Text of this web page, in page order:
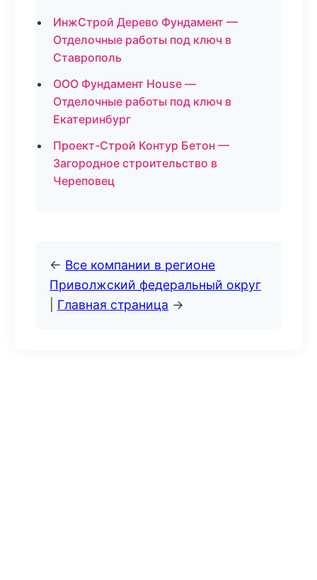
ИнжСтрой Дерево Фундамент —
Отделочные работы под ключ в
Ставрополь
ООО Фундамент House —
Отделочные работы под ключ в
Екатеринбург
Проект-Строй Контур Бетон —
Загородное строительство в
Череповец
← Все компании в регионе
Приволжский федеральный округ
Главная страница →